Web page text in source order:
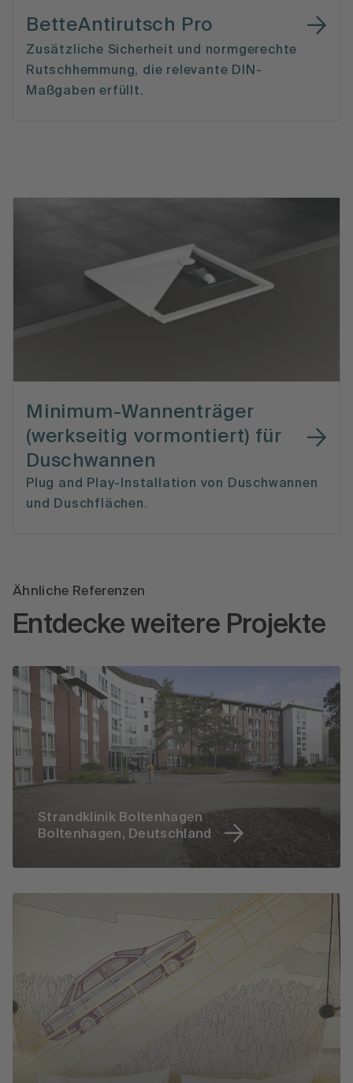
BetteAntirutsch Pro
Zusätzliche Sicherheit und normgerechte
Rutschhemmung, die relevante DIN-
Maßgaben erfüllt.
Minimum-Wannenträger
(werkseitig vormontiert) für
Duschwannen
Plug and Play-Installation von Duschwannen
und Duschflächen.
Ähnliche Referenzen
Entdecke weitere Projekte
Strandklinik Boltenhagen
Boltenhagen, Deutschland